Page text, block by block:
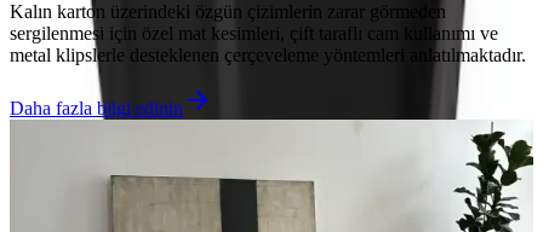
Kalın karton üzerindeki özgün çizimlerin zarar görmeden
sergilenmesi için özel mat kesimleri, çift taraflı cam kullanımı ve
metal klipslerle desteklenen çerçeveleme yöntemleri anlatılmaktadır.
Daha fazla bilgi edinin